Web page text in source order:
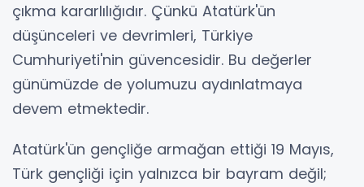
çıkma kararlılığıdır. Çünkü Atatürk'ün
düşünceleri ve devrimleri, Türkiye
Cumhuriyeti'nin güvencesidir. Bu değerler
günümüzde de yolumuzu aydınlatmaya
devem etmektedir.
Atatürk'ün gençliğe armağan ettiği 19 Mayıs,
Türk gençliği için yalnızca bir bayram değil;